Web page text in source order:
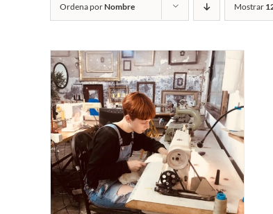
Ordena porNombre Mostrar